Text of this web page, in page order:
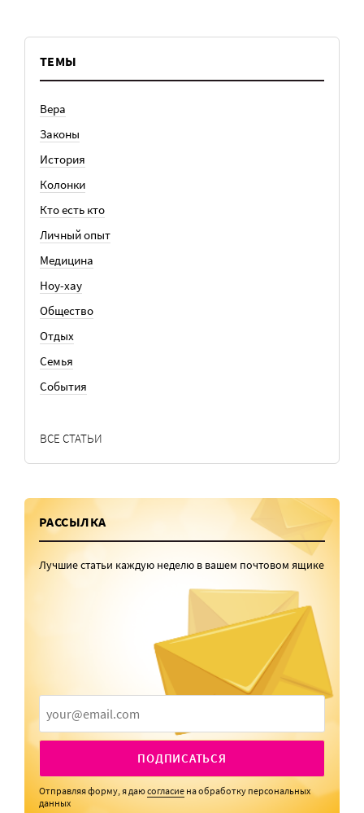
ТЕМЫ
Вера
Законы
История
Колонки
Кто есть кто
Личный опыт
Медицина
Ноу-хау
Общество
Отдых
Семья
События
ВСЕ СТАТЬИ
РАССЫЛКА
Лучшие статьи каждую неделю в вашем почтовом ящике
ПОДПИСАТЬСЯ
Отправляя форму, я даюсогласие на обработку персональных
данных